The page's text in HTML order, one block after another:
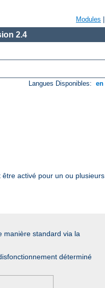
Modules
2.4
Langues Disponibles: en
activé pour un ou plusieurs
manière standard via la
déterminé